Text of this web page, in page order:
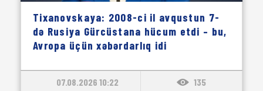
Tixanovskaya: 2008-ci il avqustun 7-
də Rusiya Gürcüstana hücum etdi – bu,
Avropa üçün xəbərdarlıq idi
07.08.2026 10:22 135